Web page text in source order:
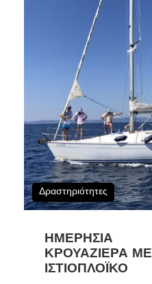
Δραστηριότητες
ΗΜΕΡΉΣΙΑ
ΚΡΟΥΑΖΙΈΡΑ ΜΕ
ΙΣΤΙΟΠΛΟΪΚΌ